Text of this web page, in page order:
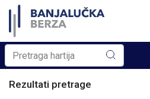
Rezultati pretrage